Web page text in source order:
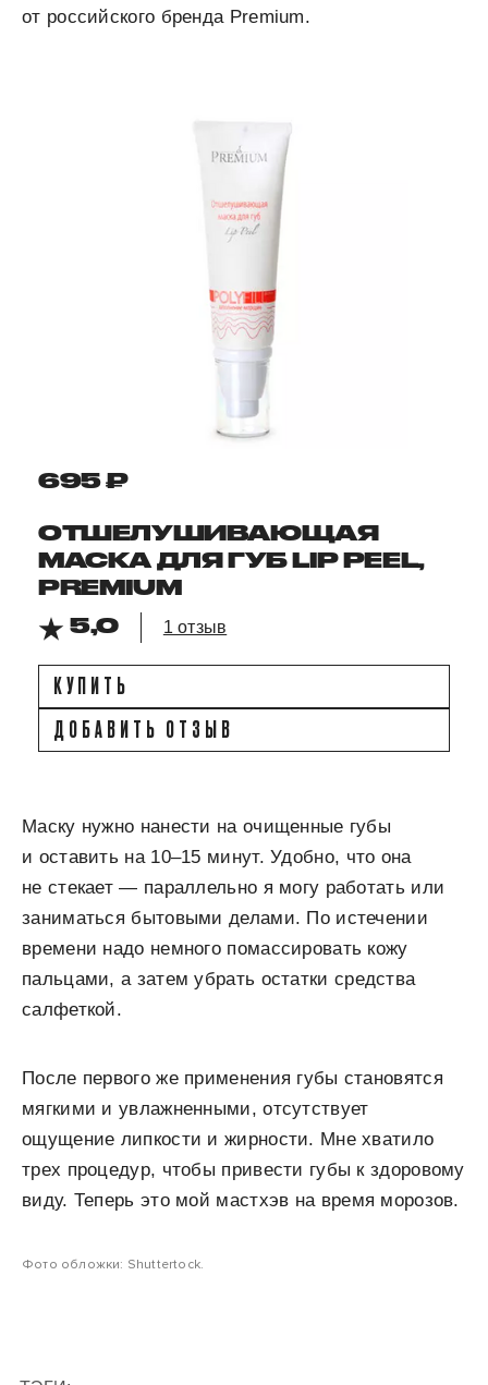
от российского бренда Premium.
695 ₽
ОТШЕЛУШИВАЮЩАЯ
МАСКА ДЛЯ ГУБ LIP PEEL,
PREMIUM
5,0
1 отзыв
КУПИТЬ
ДОБАВИТЬ ОТЗЫВ
Маску нужно нанести на очищенные губы
и оставить на 10–15 минут. Удобно, что она
не стекает — параллельно я могу работать или
заниматься бытовыми делами. По истечении
времени надо немного помассировать кожу
пальцами, а затем убрать остатки средства
салфеткой.
После первого же применения губы становятся
мягкими и увлажненными, отсутствует
ощущение липкости и жирности. Мне хватило
трех процедур, чтобы привести губы к здоровому
виду. Теперь это мой мастхэв на время морозов.
Фото обложки: Shuttertock.